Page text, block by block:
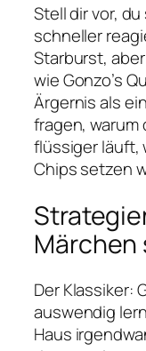
Stell dir vor,
schneller
Starburst,
wie Gonzo’s
Ärgernis als
fragen, warum
flüssiger läuft,
Chips setzen
Märchen
Der Klassiker:
auswendig
Haus